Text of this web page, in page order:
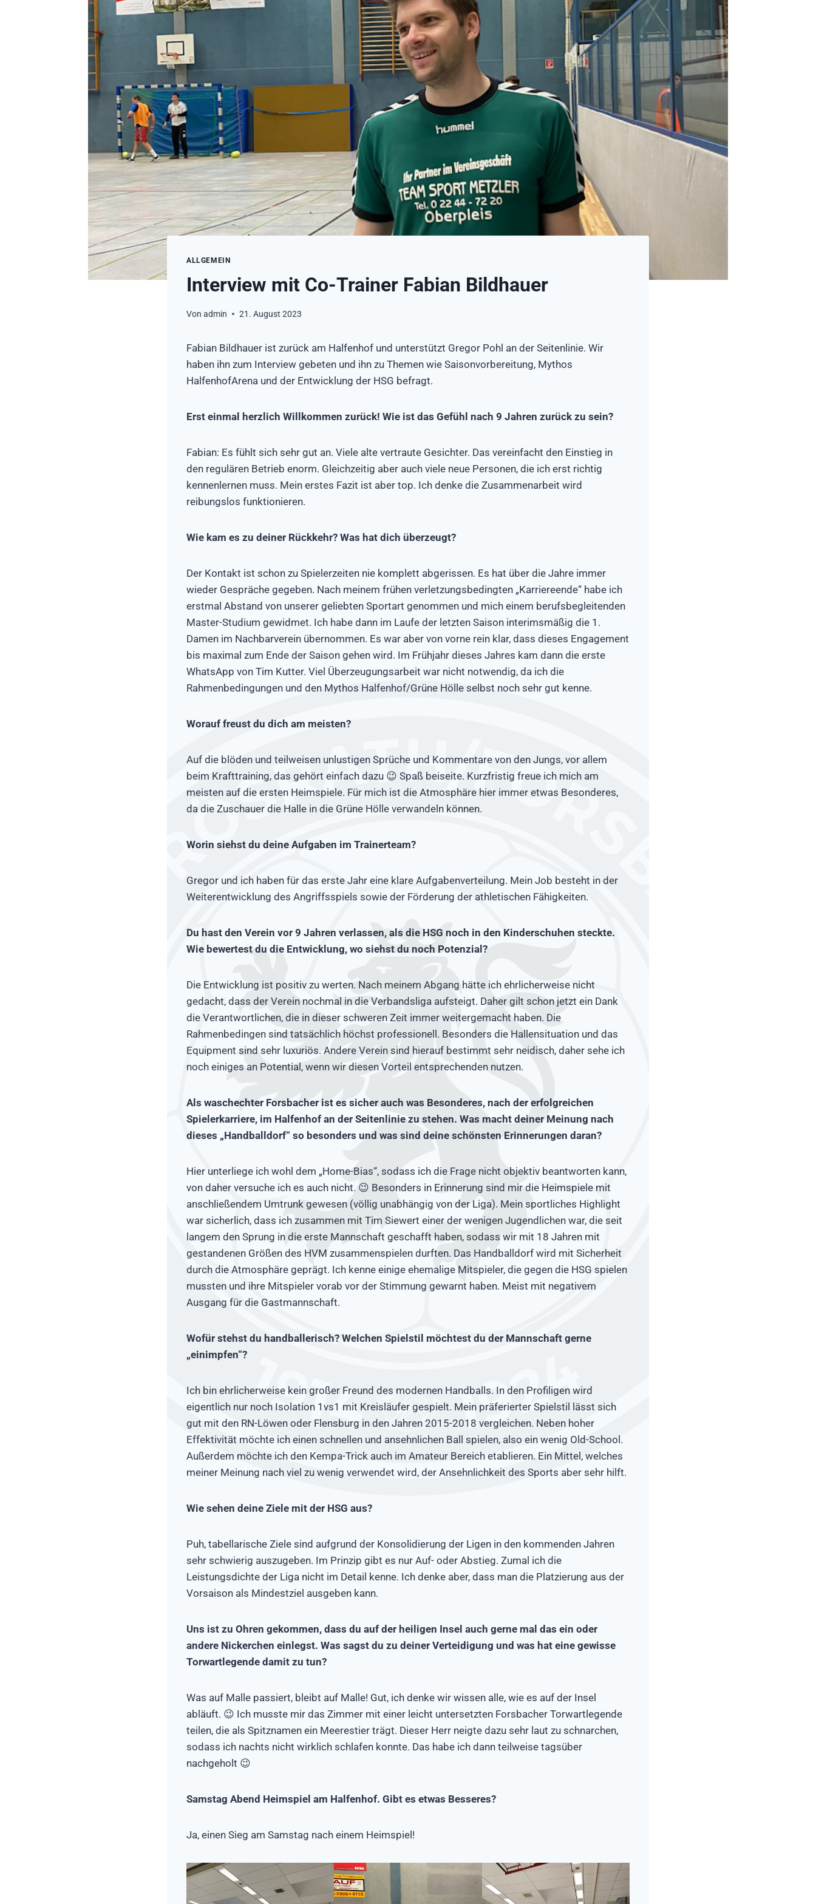
ALLGEMEIN
Interview mit Co-Trainer Fabian Bildhauer
Von admin 21. August 2023
Fabian Bildhauer ist zurück am Halfenhof und unterstützt Gregor Pohl an der Seitenlinie. Wir
haben ihn zum Interview gebeten und ihn zu Themen wie Saisonvorbereitung, Mythos
HalfenhofArena und der Entwicklung der HSG befragt.
Erst einmal herzlich Willkommen zurück! Wie ist das Gefühl nach 9 Jahren zurück zu sein?
Fabian: Es fühlt sich sehr gut an. Viele alte vertraute Gesichter. Das vereinfacht den Einstieg in
den regulären Betrieb enorm. Gleichzeitig aber auch viele neue Personen, die ich erst richtig
kennenlernen muss. Mein erstes Fazit ist aber top. Ich denke die Zusammenarbeit wird
reibungslos funktionieren.
Wie kam es zu deiner Rückkehr? Was hat dich überzeugt?
Der Kontakt ist schon zu Spielerzeiten nie komplett abgerissen. Es hat über die Jahre immer
wieder Gespräche gegeben. Nach meinem frühen verletzungsbedingten „Karriereende“ habe ich
erstmal Abstand von unserer geliebten Sportart genommen und mich einem berufsbegleitenden
Master-Studium gewidmet. Ich habe dann im Laufe der letzten Saison interimsmäßig die 1.
Damen im Nachbarverein übernommen. Es war aber von vorne rein klar, dass dieses Engagement
bis maximal zum Ende der Saison gehen wird. Im Frühjahr dieses Jahres kam dann die erste
WhatsApp von Tim Kutter. Viel Überzeugungsarbeit war nicht notwendig, da ich die
Rahmenbedingungen und den Mythos Halfenhof/Grüne Hölle selbst noch sehr gut kenne.
Worauf freust du dich am meisten?
Auf die blöden und teilweisen unlustigen Sprüche und Kommentare von den Jungs, vor allem
beim Krafttraining, das gehört einfach dazu 😉 Spaß beiseite. Kurzfristig freue ich mich am
meisten auf die ersten Heimspiele. Für mich ist die Atmosphäre hier immer etwas Besonderes,
da die Zuschauer die Halle in die Grüne Hölle verwandeln können.
Worin siehst du deine Aufgaben im Trainerteam?
Gregor und ich haben für das erste Jahr eine klare Aufgabenverteilung. Mein Job besteht in der
Weiterentwicklung des Angriffsspiels sowie der Förderung der athletischen Fähigkeiten.
Du hast den Verein vor 9 Jahren verlassen, als die HSG noch in den Kinderschuhen steckte.
Wie bewertest du die Entwicklung, wo siehst du noch Potenzial?
Die Entwicklung ist positiv zu werten. Nach meinem Abgang hätte ich ehrlicherweise nicht
gedacht, dass der Verein nochmal in die Verbandsliga aufsteigt. Daher gilt schon jetzt ein Dank
die Verantwortlichen, die in dieser schweren Zeit immer weitergemacht haben. Die
Rahmenbedingen sind tatsächlich höchst professionell. Besonders die Hallensituation und das
Equipment sind sehr luxuriös. Andere Verein sind hierauf bestimmt sehr neidisch, daher sehe ich
noch einiges an Potential, wenn wir diesen Vorteil entsprechenden nutzen.
Als waschechter Forsbacher ist es sicher auch was Besonderes, nach der erfolgreichen
Spielerkarriere, im Halfenhof an der Seitenlinie zu stehen. Was macht deiner Meinung nach
dieses „Handballdorf“ so besonders und was sind deine schönsten Erinnerungen daran?
Hier unterliege ich wohl dem „Home-Bias“, sodass ich die Frage nicht objektiv beantworten kann,
von daher versuche ich es auch nicht. 😉 Besonders in Erinnerung sind mir die Heimspiele mit
anschließendem Umtrunk gewesen (völlig unabhängig von der Liga). Mein sportliches Highlight
war sicherlich, dass ich zusammen mit Tim Siewert einer der wenigen Jugendlichen war, die seit
langem den Sprung in die erste Mannschaft geschafft haben, sodass wir mit 18 Jahren mit
gestandenen Größen des HVM zusammenspielen durften. Das Handballdorf wird mit Sicherheit
durch die Atmosphäre geprägt. Ich kenne einige ehemalige Mitspieler, die gegen die HSG spielen
mussten und ihre Mitspieler vorab vor der Stimmung gewarnt haben. Meist mit negativem
Ausgang für die Gastmannschaft.
Wofür stehst du handballerisch? Welchen Spielstil möchtest du der Mannschaft gerne
„einimpfen“?
Ich bin ehrlicherweise kein großer Freund des modernen Handballs. In den Profiligen wird
eigentlich nur noch Isolation 1vs1 mit Kreisläufer gespielt. Mein präferierter Spielstil lässt sich
gut mit den RN-Löwen oder Flensburg in den Jahren 2015-2018 vergleichen. Neben hoher
Effektivität möchte ich einen schnellen und ansehnlichen Ball spielen, also ein wenig Old-School.
Außerdem möchte ich den Kempa-Trick auch im Amateur Bereich etablieren. Ein Mittel, welches
meiner Meinung nach viel zu wenig verwendet wird, der Ansehnlichkeit des Sports aber sehr hilft.
Wie sehen deine Ziele mit der HSG aus?
Puh, tabellarische Ziele sind aufgrund der Konsolidierung der Ligen in den kommenden Jahren
sehr schwierig auszugeben. Im Prinzip gibt es nur Auf- oder Abstieg. Zumal ich die
Leistungsdichte der Liga nicht im Detail kenne. Ich denke aber, dass man die Platzierung aus der
Vorsaison als Mindestziel ausgeben kann.
Uns ist zu Ohren gekommen, dass du auf der heiligen Insel auch gerne mal das ein oder
andere Nickerchen einlegst. Was sagst du zu deiner Verteidigung und was hat eine gewisse
Torwartlegende damit zu tun?
Was auf Malle passiert, bleibt auf Malle! Gut, ich denke wir wissen alle, wie es auf der Insel
abläuft. 😉 Ich musste mir das Zimmer mit einer leicht untersetzten Forsbacher Torwartlegende
teilen, die als Spitznamen ein Meerestier trägt. Dieser Herr neigte dazu sehr laut zu schnarchen,
sodass ich nachts nicht wirklich schlafen konnte. Das habe ich dann teilweise tagsüber
nachgeholt 😉
Samstag Abend Heimspiel am Halfenhof. Gibt es etwas Besseres?
Ja, einen Sieg am Samstag nach einem Heimspiel!